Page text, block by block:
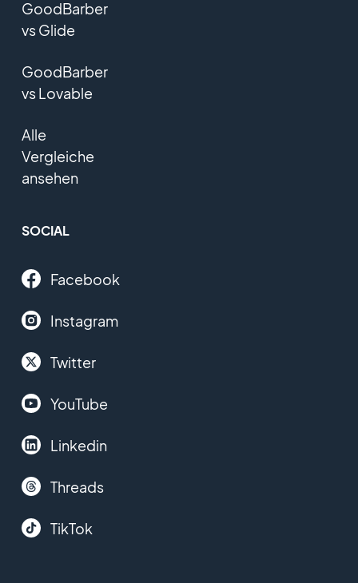
GoodBarber
vs Glide
GoodBarber
vs Lovable
Alle
Vergleiche
ansehen
SOCIAL
Facebook
Instagram
Twitter
YouTube
Linkedin
Threads
TikTok